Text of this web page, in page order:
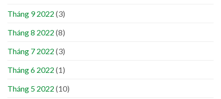
Tháng 9 2022 (3)
Tháng 8 2022 (8)
Tháng 7 2022 (3)
Tháng 6 2022 (1)
Tháng 5 2022 (10)